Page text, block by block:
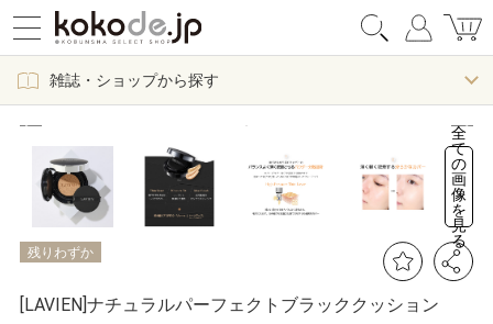
雑誌・ショップから探す
全
て
の
画
像
を
見
る
残りわずか
[LAVIEN]ナチュラルパーフェクトブラッククッション